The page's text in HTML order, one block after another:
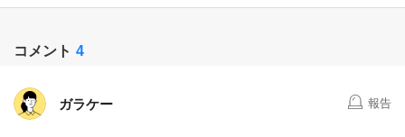
コメント 4
ガラケー 報告